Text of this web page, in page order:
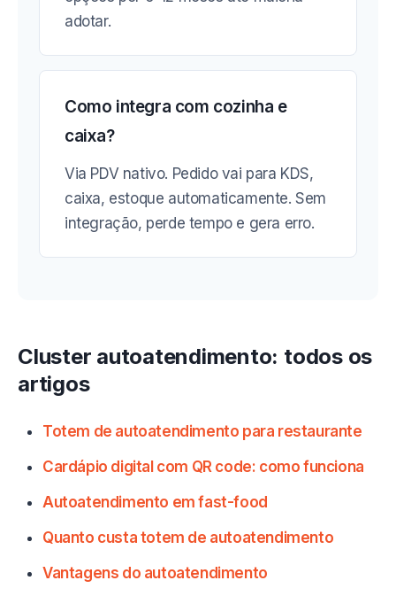
adotar.
Como integra com cozinha e
caixa?
Via PDV nativo. Pedido vai para KDS,
caixa, estoque automaticamente. Sem
integração, perde tempo e gera erro.
Cluster autoatendimento: todos os
artigos
Totem de autoatendimento para restaurante
Cardápio digital com QR code: como funciona
Autoatendimento em fast-food
Quanto custa totem de autoatendimento
Vantagens do autoatendimento